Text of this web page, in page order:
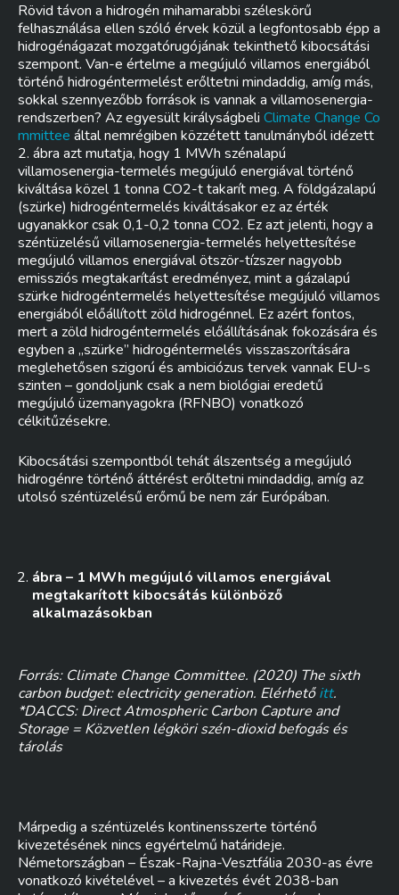
Rövid távon a hidrogén mihamarabbi széleskörű
felhasználása ellen szóló érvek közül a legfontosabb épp a
hidrogénágazat mozgatórugójának tekinthető kibocsátási
szempont. Van-e értelme a megújuló villamos energiából
történő hidrogéntermelést erőltetni mindaddig, amíg más,
sokkal szennyezőbb források is vannak a villamosenergia-
rendszerben? Az egyesült királyságbeli Climate Change Co
mmittee által nemrégiben közzétett tanulmányból idézett
2. ábra azt mutatja, hogy 1 MWh szénalapú
villamosenergia-termelés megújuló energiával történő
kiváltása közel 1 tonna CO2-t takarít meg. A földgázalapú
(szürke) hidrogéntermelés kiváltásakor ez az érték
ugyanakkor csak 0,1-0,2 tonna CO2. Ez azt jelenti, hogy a
széntüzelésű villamosenergia-termelés helyettesítése
megújuló villamos energiával ötször-tízszer nagyobb
emissziós megtakarítást eredményez, mint a gázalapú
szürke hidrogéntermelés helyettesítése megújuló villamos
energiából előállított zöld hidrogénnel. Ez azért fontos,
mert a zöld hidrogéntermelés előállításának fokozására és
egyben a „szürke” hidrogéntermelés visszaszorítására
meglehetősen szigorú és ambiciózus tervek vannak EU-s
szinten – gondoljunk csak a nem biológiai eredetű
megújuló üzemanyagokra (RFNBO) vonatkozó
célkitűzésekre.
Kibocsátási szempontból tehát álszentség a megújuló
hidrogénre történő áttérést erőltetni mindaddig, amíg az
utolsó széntüzelésű erőmű be nem zár Európában.
ábra – 1 MWh megújuló villamos energiával
megtakarított kibocsátás különböző
alkalmazásokban
Forrás: Climate Change Committee. (2020) The sixth
carbon budget: electricity generation. Elérhetőitt.
*DACCS: Direct Atmospheric Carbon Capture and
Storage = Közvetlen légköri szén-dioxid befogás és
tárolás
Márpedig a széntüzelés kontinensszerte történő
kivezetésének nincs egyértelmű határideje.
Németországban – Észak-Rajna-Vesztfália 2030-as évre
vonatkozó kivételével – a kivezetés évét 2038-ban